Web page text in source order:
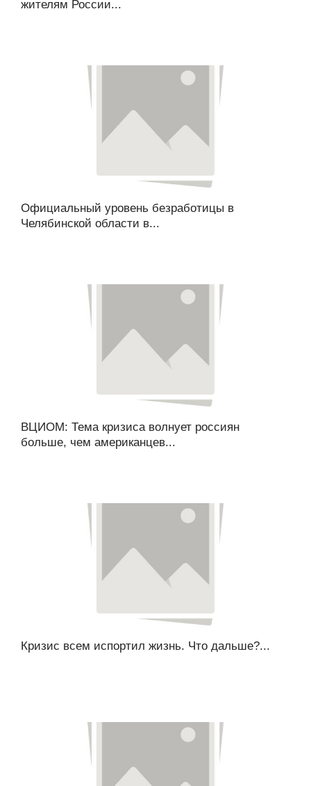
жителям России...
Официальный уровень безработицы в
Челябинской области в...
ВЦИОМ: Тема кризиса волнует россиян
больше, чем американцев...
Кризис всем испортил жизнь. Что дальше?...